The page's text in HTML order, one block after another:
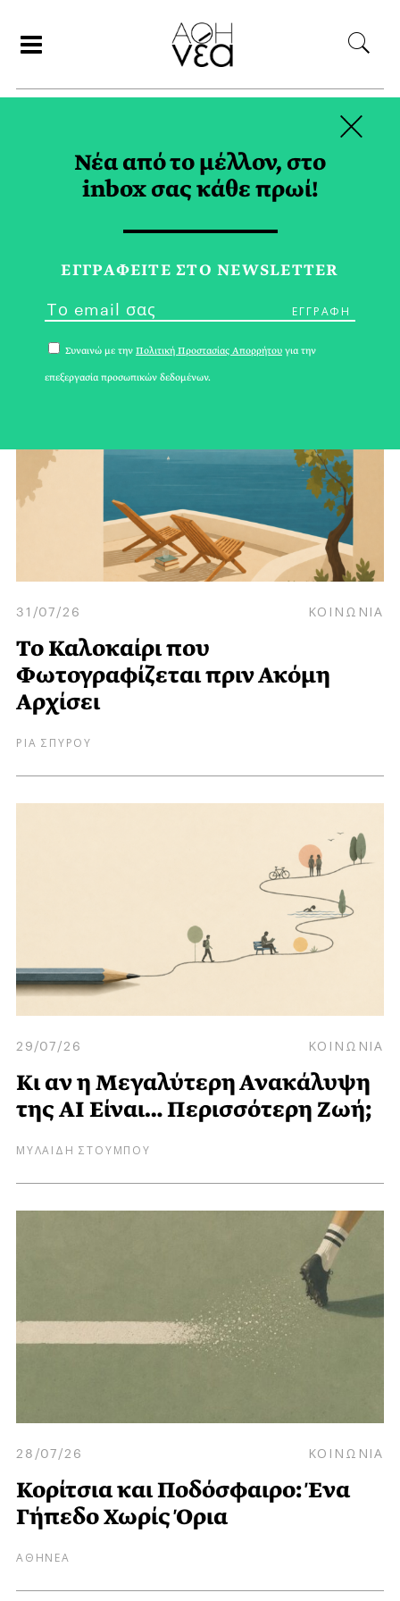
ΑΦΙΕΡΩΜΑΤΑ
31/07/26 ΚΟΙΝΩΝΙΑ
Το Καλοκαίρι που
Φωτογραφίζεται πριν Ακόμη
Αρχίσει
ΡΙΑ ΣΠΥΡΟΥ
29/07/26 ΚΟΙΝΩΝΙΑ
Κι αν η Μεγαλύτερη Ανακάλυψη
της AI Είναι… Περισσότερη Ζωή;
ΜΥΛΑΙΔΗ ΣΤΟΥΜΠΟΥ
28/07/26 ΚΟΙΝΩΝΙΑ
Κορίτσια και Ποδόσφαιρο: Ένα
Γήπεδο Χωρίς Όρια
ΑΘΗΝΕΑ
Νέα από το μέλλον, στο
inbox σας κάθε πρωί!
ΕΓΓPΑΦΕΙΤΕ ΣΤΟ NEWSLETTER
Συναινώ με την Πολιτική Προστασίας Απορρήτου για την
επεξεργασία προσωπικών δεδομένων.
×